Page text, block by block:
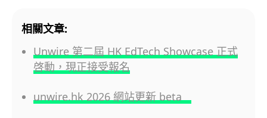
相關文章:
Unwire 第二屆 HK EdTech Showcase 正式
啓動，現正接受報名
unwire.hk 2026 網站更新 beta